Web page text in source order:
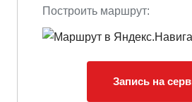
Построить маршрут:
Запись на